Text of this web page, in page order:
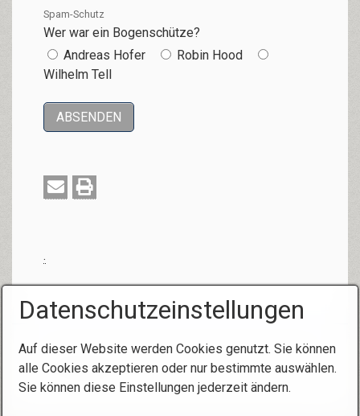
Spam-Schutz
Wer war ein Bogenschütze?
Andreas Hofer
Robin Hood
Wilhelm Tell
.
Datenschutzeinstellungen
Auf dieser Website werden Cookies genutzt. Sie können
alle Cookies akzeptieren oder nur bestimmte auswählen.
Sie können diese Einstellungen jederzeit ändern.